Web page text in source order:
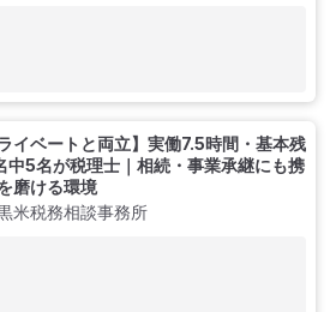
イベートと両立】実働7.5時間・基本残
中5名が税理士｜相続・事業承継にも携
磨ける環境
米税務相談事務所